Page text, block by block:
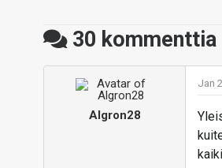
30 kommenttia
Algron28
Jan